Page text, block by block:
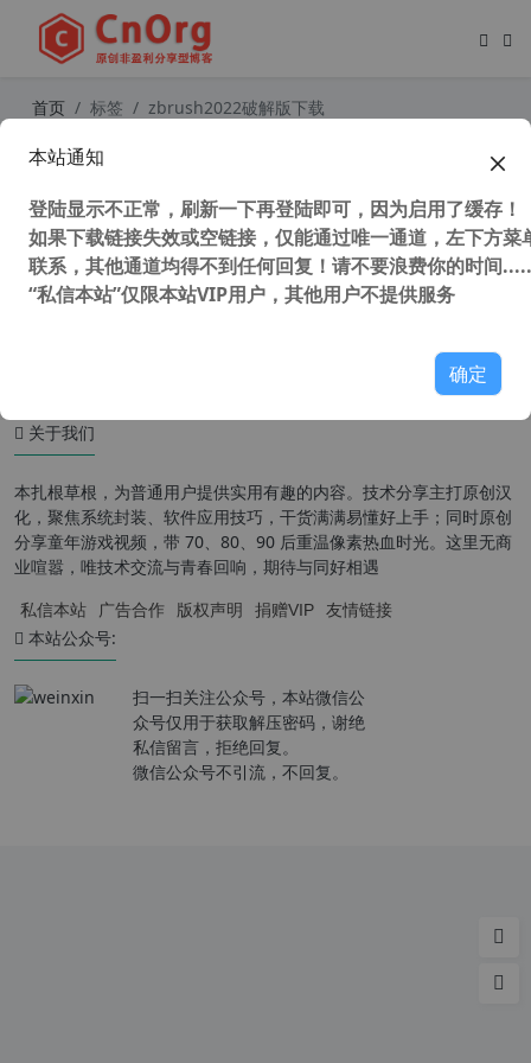
首页 标签 zbrush2022破解版下载
3D雕刻软件 Pixologic ZBrush 2022.
关于我们
本扎根草根，为普通用户提供实用有趣的内容。技术分享主打原创汉
化，聚焦系统封装、软件应用技巧，干货满满易懂好上手；同时原创
分享童年游戏视频，带 70、80、90 后重温像素热血时光。这里无商
业喧嚣，唯技术交流与青春回响，期待与同好相遇
私信本站 广告合作 版权声明 捐赠VIP 友情链接
本站公众号:
扫一扫关注公众号，本站微信公
众号仅用于获取解压密码，谢绝
私信留言，拒绝回复。
微信公众号不引流，不回复。
本站通知
登陆显示不正常，刷新一下再登陆即可，因为启用了缓存！
如果下载链接失效或空链接，仅能通过唯一通道，左下方菜
联系，其他通道均得不到任何回复！请不要浪费你的时间
“私信本站”仅限本站VIP用户，其他用户不提供服务
确定